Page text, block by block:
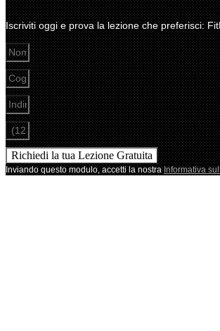
Iscriviti oggi e prova la lezione che preferisci:
Richiedi la tua Lezione Gratuita
Inviando questo modulo, accetti la nostraInformativa